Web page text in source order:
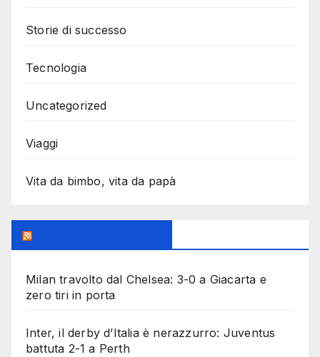
Storie di successo
Tecnologia
Uncategorized
Viaggi
Vita da bimbo, vita da papà
Milan travolto dal Chelsea: 3-0 a Giacarta e
zero tiri in porta
Inter, il derby d’Italia è nerazzurro: Juventus
battuta 2-1 a Perth